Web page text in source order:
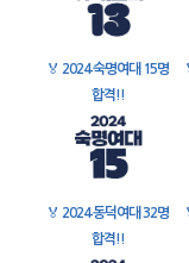
🏅 2024 숙명여대 15명
합격!!
🏅 2024 동덕여대 32명
합격!!